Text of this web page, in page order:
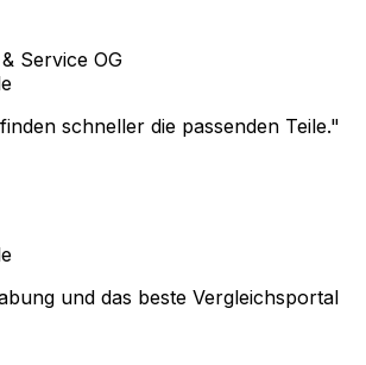
Service OG
schneller die passenden Teile."
und das beste Vergleichsportal